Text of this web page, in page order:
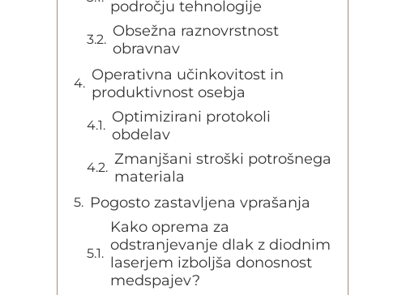
področju tehnologije
Obsežna raznovrstnost
obravnav
Operativna učinkovitost in
produktivnost osebja
Optimizirani protokoli
obdelav
Zmanjšani stroški potrošnega
materiala
Pogosto zastavljena vprašanja
Kako oprema za
odstranjevanje dlak z diodnim
laserjem izboljša donosnost
medspajev?